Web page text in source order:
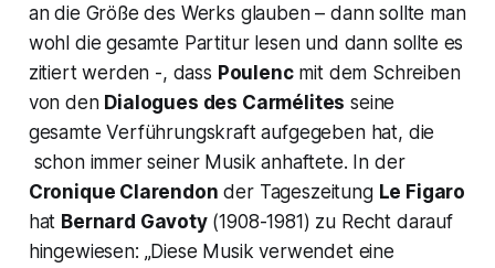
an die Größe des Werks glauben – dann sollte man
wohl die gesamte Partitur lesen und dann sollte es
zitiert werden -, dass Poulencmit dem Schreiben
von den Dialogues des Carmélites seine
gesamte Verführungskraft aufgegeben hat, die
schon immer seiner Musik anhaftete. In der
Cronique Clarendon der Tageszeitung Le Figaro
hat Bernard Gavoty(1908-1981) zu Recht darauf
hingewiesen: „Diese Musik verwendet eine